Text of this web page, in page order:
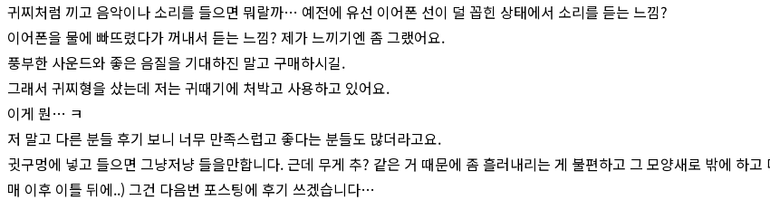
귀찌처럼 끼고 음악이나 소리를 들으면 뭐랄까… 예전에 유선 이어폰 선이 덜 꼽힌 상태에서 소리를 듣는 느낌?
이어폰을 물에 빠뜨렸다가 꺼내서 듣는 느낌? 제가 느끼기엔 좀 그랬어요.
풍부한 사운드와 좋은 음질을 기대하진 말고 구매하시길.
그래서 귀찌형을 샀는데 저는 귀때기에 처박고 사용하고 있어요.
이게 뭔… ㅋ
저 말고 다른 분들 후기 보니 너무 만족스럽고 좋다는 분들도 많더라고요.
귓구멍에 넣고 들으면 그냥저냥 들을만합니다. 근데 무게 추? 같은 거 때문에 좀 흘러내리는 게 불편하고 그 모양새로 밖에 하
매 이후 이틀 뒤에..) 그건 다음번 포스팅에 후기 쓰겠습니다…